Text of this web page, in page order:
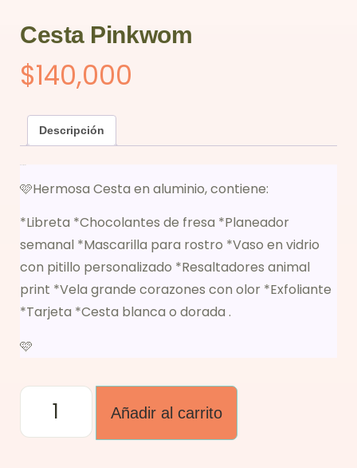
Cesta Pinkwom
$140,000
Descripción
🩷Hermosa Cesta en aluminio, contiene:
*Libreta *Chocolantes de fresa *Planeador
semanal *Mascarilla para rostro *Vaso en vidrio
con pitillo personalizado *Resaltadores animal
print *Vela grande corazones con olor *Exfoliante
*Tarjeta *Cesta blanca o dorada .
🩷
Añadir al carrito